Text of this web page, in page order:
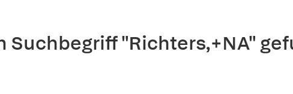
Suchbegriff "Richters,+NA"